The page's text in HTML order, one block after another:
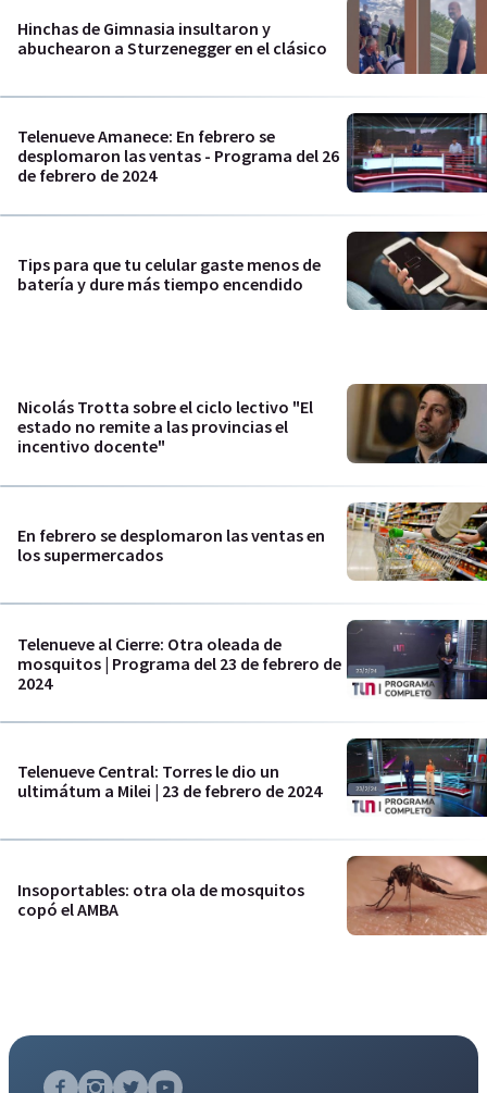
Hinchas de Gimnasia insultaron y
abuchearon a Sturzenegger en el clásico
Telenueve Amanece: En febrero se
desplomaron las ventas - Programa del 26
de febrero de 2024
Tips para que tu celular gaste menos de
batería y dure más tiempo encendido
Nicolás Trotta sobre el ciclo lectivo "El
estado no remite a las provincias el
incentivo docente"
En febrero se desplomaron las ventas en
los supermercados
Telenueve al Cierre: Otra oleada de
mosquitos | Programa del 23 de febrero de
2024
Telenueve Central: Torres le dio un
ultimátum a Milei | 23 de febrero de 2024
Insoportables: otra ola de mosquitos
copó el AMBA